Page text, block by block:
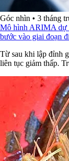
Góc nhìn • 3 tháng
Mô hình ARIMA dự
bước vào giai đoạn
Từ sau khi lập đỉnh
liên tục giảm thấp.